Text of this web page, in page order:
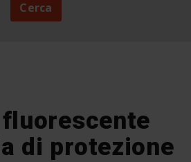
Cerca
fluorescente
di protezione